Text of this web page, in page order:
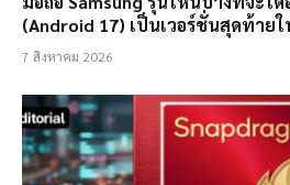
(Android 17) เป็นเวอร์ชั่นสุดท้าย
7 สิงหาคม 2026